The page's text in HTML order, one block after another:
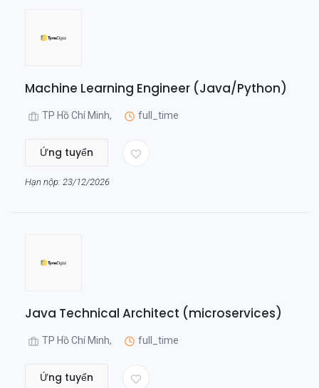
Machine Learning Engineer (Java/Python)
TP Hồ Chí Minh, full_time
Ứng tuyển
Hạn nộp: 23/12/2026
Java Technical Architect (microservices)
TP Hồ Chí Minh, full_time
Ứng tuyển